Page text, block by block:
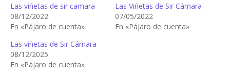
Las viñetas de sir camara
08/12/2022
En «Pájaro de cuenta»
Las Viñetas de Sir Cámara
07/05/2022
En «Pájaro de cuenta»
Las viñetas de Sir Cámara
08/12/2025
En «Pájaro de cuenta»